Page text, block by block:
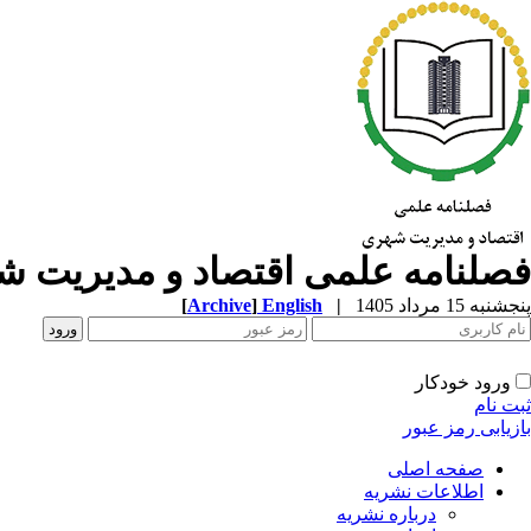
فصلنامه علمی اقتصاد و مدیریت
پنجشنبه 15 مرداد 1405 |
English
[Archive]
ورود خودکار
ثبت نام
بازیابی رمز عبور
صفحه اصلی
اطلاعات نشریه
درباره نشریه